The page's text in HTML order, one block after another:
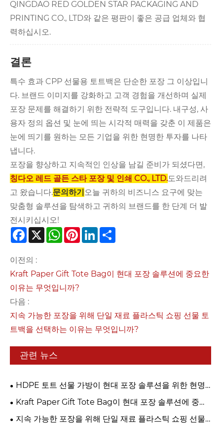
QINGDAO RED GOLDEN STAR PACKAGING AND
PRINTING CO., LTD와 같은 평판이 좋은 공급 업체와 협
력하십시오.
결론
특수 효과 CPP 선물용 토트백은 단순한 포장 그 이상입니
다. 브랜드 이미지를 강화하고 고객 경험을 개선하며 실제
포장 문제를 해결하기 위한 전략적 도구입니다. 내구성, 사
용자 정의 옵션 및 눈에 띄는 시각적 매력을 갖춘 이 제품은
눈에 띄기를 원하는 모든 기업을 위한 현명한 투자를 나타
냅니다.
포장을 향상하고 지속적인 인상을 남길 준비가 되셨다면,
칭다오 레드 골든 스타 포장 및 인쇄 CO., LTD.도와드리려
고 왔습니다.문의하기 오늘 귀하의 비즈니스 요구에 맞는
맞춤형 솔루션을 탐색하고 귀하의 브랜드를 한 단계 더 발
전시키십시오!
Facebook
X WhatsApp
Pinterest
LinkedIn
이전의 :
Kraft Paper Gift Tote Bag이 현대 포장 솔루션에 중요한
이유는 무엇입니까?
다음 :
지속 가능한 포장을 위해 단일 재료 플라스틱 쇼핑 선물 토
트백을 선택하는 이유는 무엇입니까?
관련 뉴스
HDPE 토트 선물 가방이 현대 포장 솔루션을 위한 현명
한 선택이 되는 이유는 무엇입니까?
Kraft Paper Gift Tote Bag이 현대 포장 솔루션에 중요
한 이유는 무엇입니까?
지속 가능한 포장을 위해 단일 재료 플라스틱 쇼핑 선물